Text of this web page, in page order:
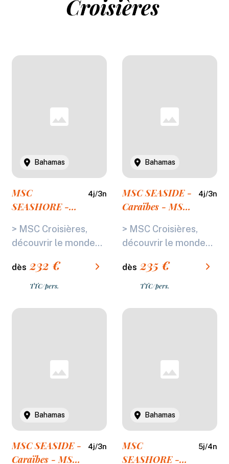
Croisières
Bahamas
MSC
SEASHORE -
SEASHORE
4j/3n
> MSC Croisières,
découvrir le monde...
dès 232 €
TTC/pers.
Bahamas
MSC SEASIDE -
Caraïbes - MSC
4j/3n
> MSC Croisières,
découvrir le monde...
dès 235 €
TTC/pers.
Bahamas
MSC SEASIDE -
Caraïbes - MSC
4j/3n
Bahamas
MSC
SEASHORE -
5j/4n